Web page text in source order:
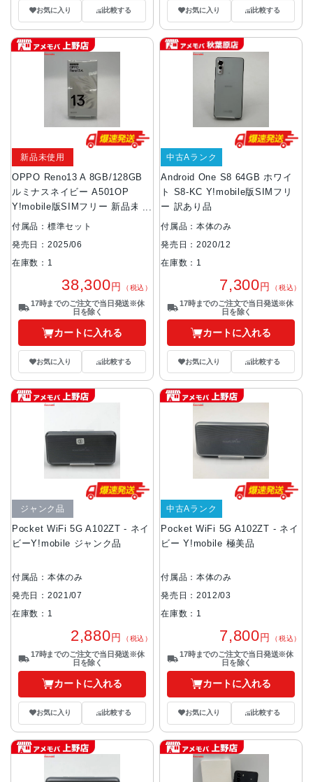
お気に入り 比較する お気に入り 比較する
OPPO Reno13 A 8GB/128GB
ルミナスネイビー A501OP
Y!mobile版SIMフリー 新品未使
用
新品未使用
付属品：標準セット
発売日：2025/06
在庫数：1
38,300円 （税込）
17時までのご注文で当日発送※休
日を除く
カートに入れる
お気に入り 比較する
Android One S8 64GB ホワイ
ト S8-KC Y!mobile版SIMフリ
ー 訳あり品
中古Aランク
付属品：本体のみ
発売日：2020/12
在庫数：1
7,300円 （税込）
17時までのご注文で当日発送※休
日を除く
カートに入れる
お気に入り 比較する
Pocket WiFi 5G A102ZT - ネイ
ビーY!mobile ジャンク品
ジャンク品
付属品：本体のみ
発売日：2021/07
在庫数：1
2,880円 （税込）
17時までのご注文で当日発送※休
日を除く
カートに入れる
お気に入り 比較する
Pocket WiFi 5G A102ZT - ネイ
ビー Y!mobile 極美品
中古Aランク
付属品：本体のみ
発売日：2012/03
在庫数：1
7,800円 （税込）
17時までのご注文で当日発送※休
日を除く
カートに入れる
お気に入り 比較する